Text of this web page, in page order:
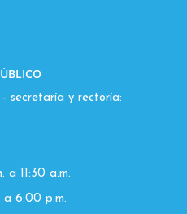
secretaría y rectoría:
a 11:30 a.m.
a 6:00 p.m.